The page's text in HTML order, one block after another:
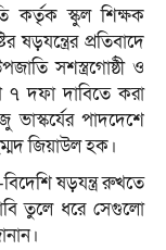
কর্তৃক স্কুল শিক্ষক
ষড়যন্ত্রের প্রতিবাদে
সশস্ত্রগোষ্ঠী ও
৭ দফা দাবিতে করা
পাদদেশে
জিয়াউল হক।
বিদেশি ষড়যন্ত্র রুখতে
তুলে ধরে সেগুলো